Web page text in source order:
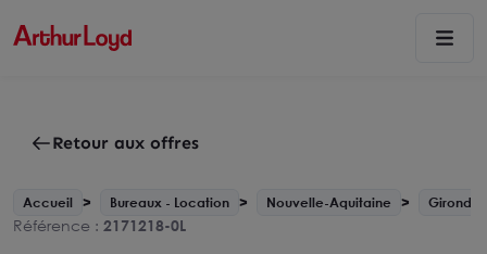
Retour aux offres
Accueil Bureaux - Location Nouvelle-Aquitaine Gironde
Référence : 2171218-0L